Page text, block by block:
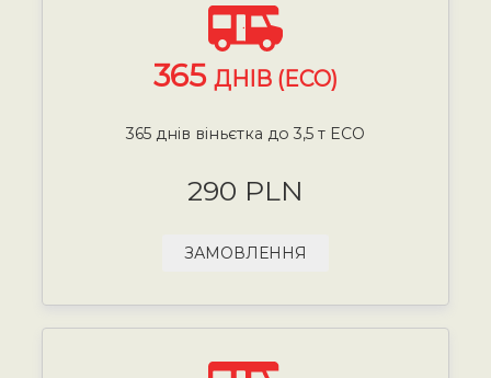
365 ДНІВ (ECO)
365 днів віньєтка до 3,5 т ECO
290 PLN
ЗАМОВЛЕННЯ